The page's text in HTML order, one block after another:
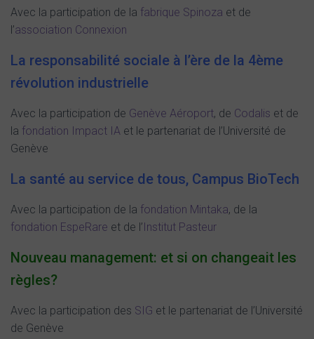
Avec la participation de la fabrique Spinoza et de
l’association Connexion
La responsabilité sociale à l’ère de la 4ème
révolution industrielle
Avec la participation de Genève Aéroport, de Codalis et de
la fondation Impact IA et le partenariat de l’Université de
Genève
La santé au service de tous, Campus BioTech
Avec la participation de la fondation Mintaka, de la
fondation EspeRare et de l’Institut Pasteur
Nouveau management: et si on changeait les
règles?
Avec la participation des SIG et le partenariat de l’Université
de Genève